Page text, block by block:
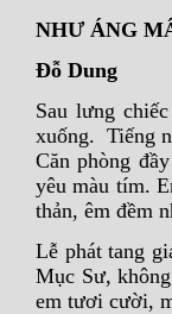
NHƯÁNG
Đỗ Dung
Sau lưng
xuống. Tiếng
Căn phòng
yêu màu tím.
thản, êm đềm
Lễ phát tang
Mục Sư,
em tươi cười,